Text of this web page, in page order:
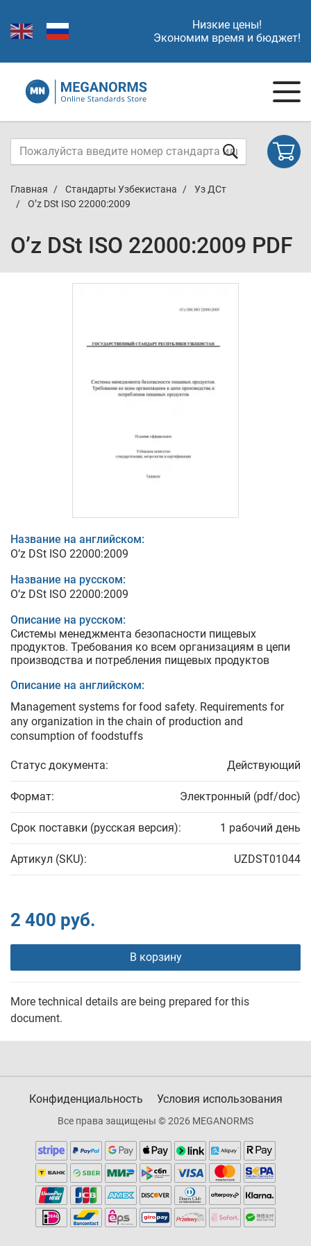
Низкие цены!
Экономим время и бюджет!
Главная Стандарты Узбекистана
Уз ДСт
O’z DSt ISO 22000:2009
O’z DSt ISO 22000:2009 PDF
Название на английском:
O’z DSt ISO 22000:2009
Название на русском:
O’z DSt ISO 22000:2009
Описание на русском:
Системы менеджмента безопасности пищевых
продуктов. Требования ко всем организациям в цепи
производства и потребления пищевых продуктов
Описание на английском:
Management systems for food safety. Requirements for
any organization in the chain of production and
consumption of foodstuffs
Статус документа: Действующий
Формат: Электронный (pdf/doc)
Срок поставки (русская версия): 1 рабочий день
Артикул (SKU): UZDST01044
2 400 руб.
В корзину
More technical details are being prepared for this
document.
Конфиденциальность Условия использования
Все права защищены © 2026 MEGANORMS